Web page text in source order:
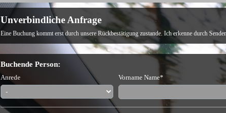
Unverbindliche Anfrage
Eine Buchung kommt erst durch unsere Rückbestätigung zustande. Ich erkenne durch
Buchende Person:
Anrede Vorname Name*